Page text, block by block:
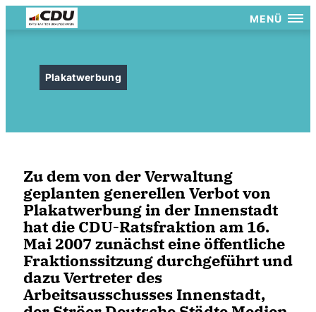
MENÜ
Plakatwerbung
Zu dem von der Verwaltung
geplanten generellen Verbot von
Plakatwerbung in der Innenstadt
hat die CDU-Ratsfraktion am 16.
Mai 2007 zunächst eine öffentliche
Fraktionssitzung durchgeführt und
dazu Vertreter des
Arbeitsausschusses Innenstadt,